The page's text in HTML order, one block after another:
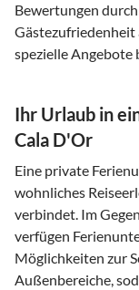
Bewertungen
spezielle Angebote
Ihr Urlaub in
Cala D'Or
Eine private
wohnliches
verbindet. Im
verfügen
Möglichkeiten zur
Außenbereiche,